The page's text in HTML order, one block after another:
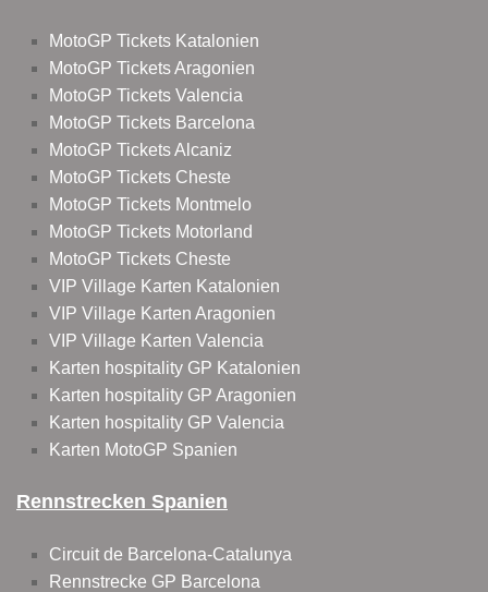
MotoGP Tickets Katalonien
MotoGP Tickets Aragonien
MotoGP Tickets Valencia
MotoGP Tickets Barcelona
MotoGP Tickets Alcaniz
MotoGP Tickets Cheste
MotoGP Tickets Montmelo
MotoGP Tickets Motorland
MotoGP Tickets Cheste
VIP Village Karten Katalonien
VIP Village Karten Aragonien
VIP Village Karten Valencia
Karten hospitality GP Katalonien
Karten hospitality GP Aragonien
Karten hospitality GP Valencia
Karten MotoGP Spanien
Rennstrecken Spanien
Circuit de Barcelona-Catalunya
Rennstrecke GP Barcelona